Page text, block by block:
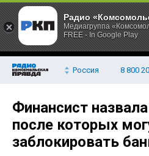
Россия 8 800
Финансист
после которых
заблокировать
Радио
Медиагруппа
FREE - In Google Play